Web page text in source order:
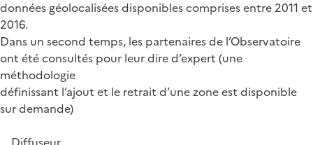
données géolocalisées disponibles comprises entre 2011 et
2016.
Dans un second temps, les partenaires de l’Observatoire
ont été consultés pour leur dire d’expert (une
méthodologie
définissant l’ajout et le retrait d’une zone est disponible
sur demande)